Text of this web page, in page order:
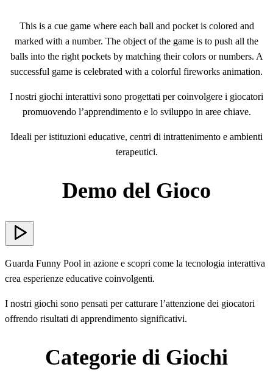
This is a cue game where each ball and pocket is colored and
marked with a number. The object of the game is to push all the
balls into the right pockets by matching their colors or numbers. A
successful game is celebrated with a colorful fireworks animation.
I nostri giochi interattivi sono progettati per coinvolgere i giocatori
promuovendo l’apprendimento e lo sviluppo in aree chiave.
Ideali per istituzioni educative, centri di intrattenimento e ambienti
terapeutici.
Demo del Gioco
Guarda Funny Pool in azione e scopri come la tecnologia interattiva
crea esperienze educative coinvolgenti.
I nostri giochi sono pensati per catturare l’attenzione dei giocatori
offrendo risultati di apprendimento significativi.
Categorie di Giochi